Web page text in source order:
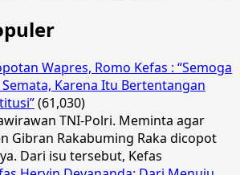
Wapres, Romo Kefas : “Semoga
Karena Itu Bertentangan
(61,030)
TNI-Polri. Meminta agar
Gibran Rakabuming Raka dicopot
Dari isu tersebut, Kefas